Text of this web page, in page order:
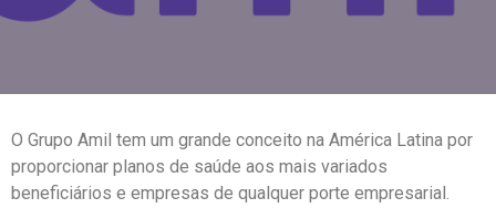
O Grupo Amil tem um grande conceito na América Latina por
proporcionar planos de saúde aos mais variados
beneficiários e empresas de qualquer porte empresarial.